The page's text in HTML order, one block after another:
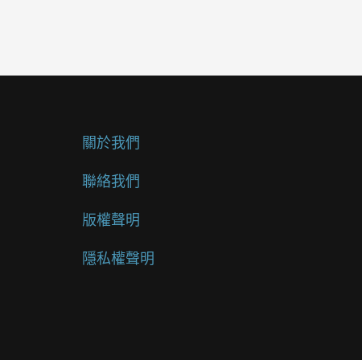
關於我們
聯絡我們
版權聲明
隱私權聲明